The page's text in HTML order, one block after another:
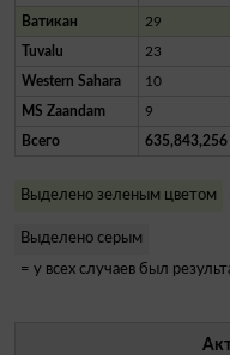
Ватикан 29
Tuvalu 23
Western Sahara 10
MS Zaandam 9
Всего 635,843,256
Выделено зеленым цветом
Выделено серым
= у всех случаев был